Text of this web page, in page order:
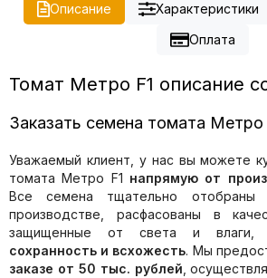
Описание Характеристики
Оплата
Томат Метро F1 описание
Заказать семена томата Метро
Уважаемый клиент, у нас вы можете
томата Метро F1 напрямую от
Все семена тщательно
производстве, расфасованы в
защищенные от света и
сохранность и всхожесть. Мы
заказе от 50 тыс. рублей ,